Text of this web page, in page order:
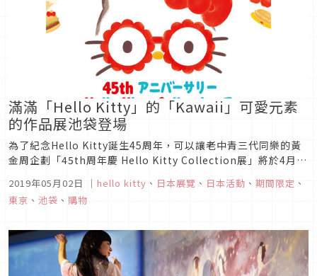
滿滿「Hello Kitty」的「Kawaii」可愛元素
的作品展池袋登場
為了紀念Hello Kitty誕生45周年，可以讓老中青三代同樂的黃
金周企劃「45th周年慶 Hello Kitty Collection展」將於4月
別館2樓的「西武藝廊」舉辦。期間中除了會展示有一大堆凱蒂
貓齊聚一堂的各種作品、第一隻凱...
2019年05月02日 ｜ hello kitty 、 日本展覽 、 日本活動 、 期間限定 、
東京 、 池袋 、 購物